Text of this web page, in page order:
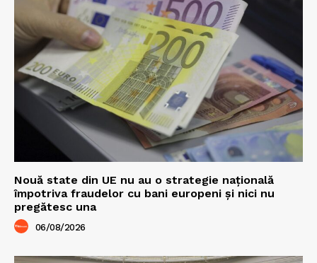
Nouă state din UE nu au o strategie națională
împotriva fraudelor cu bani europeni și nici nu
pregătesc una
06/08/2026